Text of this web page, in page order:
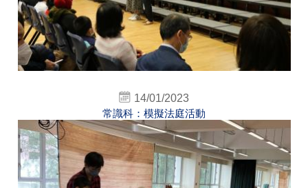
14/01/2023
常識科：模擬法庭活動